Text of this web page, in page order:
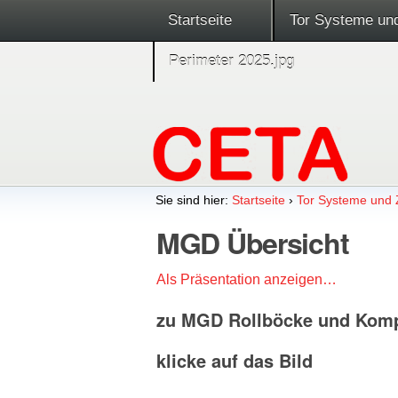
Startseite Tor Systeme
Perimeter 2025.jpg
Sie sind hier: Startseite ›Tor Systeme und
MGD Übersicht
Als Präsentation anzeigen…
zu MGD Rollböcke und
klicke auf das Bild